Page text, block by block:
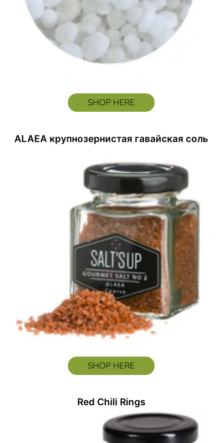
SHOP HERE
ALAEA крупнозернистая гавайская соль
SHOP HERE
Red Chili Rings